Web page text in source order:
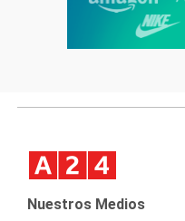
Nuestros Medios